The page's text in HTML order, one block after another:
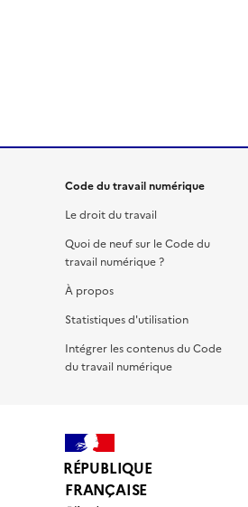
Code du travail numérique
Le droit du travail
Quoi de neuf sur le Code du
travail numérique ?
À propos
Statistiques d'utilisation
Intégrer les contenus du Code
du travail numérique
RÉPUBLIQUE
FRANÇAISE